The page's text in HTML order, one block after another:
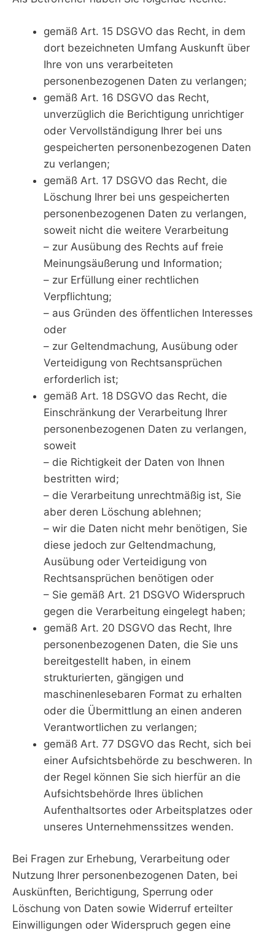
gemäß Art. 15 DSGVO das Recht, in dem
dort bezeichneten Umfang Auskunft über
Ihre von uns verarbeiteten
personenbezogenen Daten zu verlangen;
gemäß Art. 16 DSGVO das Recht,
unverzüglich die Berichtigung unrichtiger
oder Vervollständigung Ihrer bei uns
gespeicherten personenbezogenen Daten
zu verlangen;
gemäß Art. 17 DSGVO das Recht, die
Löschung Ihrer bei uns gespeicherten
personenbezogenen Daten zu verlangen,
soweit nicht die weitere Verarbeitung
– zur Ausübung des Rechts auf freie
Meinungsäußerung und Information;
– zur Erfüllung einer rechtlichen
Verpflichtung;
– aus Gründen des öffentlichen Interesses
oder
– zur Geltendmachung, Ausübung oder
Verteidigung von Rechtsansprüchen
erforderlich ist;
gemäß Art. 18 DSGVO das Recht, die
Einschränkung der Verarbeitung Ihrer
personenbezogenen Daten zu verlangen,
soweit
– die Richtigkeit der Daten von Ihnen
bestritten wird;
– die Verarbeitung unrechtmäßig ist, Sie
aber deren Löschung ablehnen;
– wir die Daten nicht mehr benötigen, Sie
diese jedoch zur Geltendmachung,
Ausübung oder Verteidigung von
Rechtsansprüchen benötigen oder
– Sie gemäß Art. 21 DSGVO Widerspruch
gegen die Verarbeitung eingelegt haben;
gemäß Art. 20 DSGVO das Recht, Ihre
personenbezogenen Daten, die Sie uns
bereitgestellt haben, in einem
strukturierten, gängigen und
maschinenlesebaren Format zu erhalten
oder die Übermittlung an einen anderen
Verantwortlichen zu verlangen;
gemäß Art. 77 DSGVO das Recht, sich bei
einer Aufsichtsbehörde zu beschweren. In
der Regel können Sie sich hierfür an die
Aufsichtsbehörde Ihres üblichen
Aufenthaltsortes oder Arbeitsplatzes oder
unseres Unternehmenssitzes wenden.
Bei Fragen zur Erhebung, Verarbeitung oder
Nutzung Ihrer personenbezogenen Daten, bei
Auskünften, Berichtigung, Sperrung oder
Löschung von Daten sowie Widerruf erteilter
Einwilligungen oder Widerspruch gegen eine